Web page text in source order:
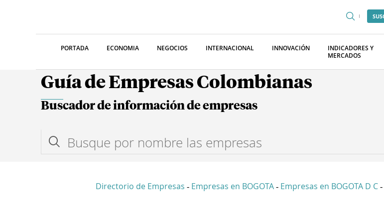
PORTADA ECONOMIA NEGOCIOS INTERNACIONAL INNOVACIÓN
INDICADORES Y
MERCADOS
Guía de Empresas Colombianas
Buscador de información de empresas
Directorio de Empresas - Empresas en BOGOTA - Empresas en BOGOTA D C -